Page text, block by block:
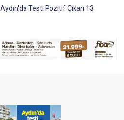
Aydın'da Testi Pozitif Çıkan 13